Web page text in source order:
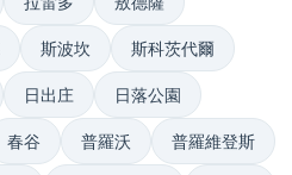
斯波坎 斯科茨代爾
日出庄 日落公園
春谷 普羅沃 普羅維登斯